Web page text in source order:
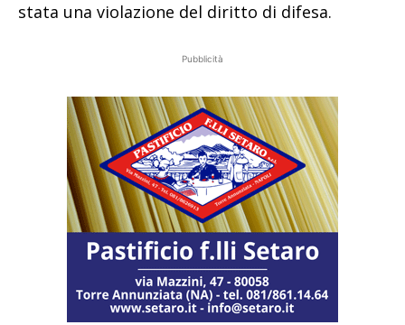
stata una violazione del diritto di difesa.
Pubblicità